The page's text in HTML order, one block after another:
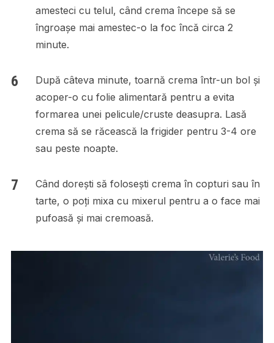
amesteci cu telul, când crema începe să se
îngroașe mai amestec-o la foc încă circa 2
minute.
După câteva minute, toarnă crema într-un bol și
acoper-o cu folie alimentară pentru a evita
formarea unei pelicule/cruste deasupra. Lasă
crema să se răcească la frigider pentru 3-4 ore
sau peste noapte.
Când dorești să folosești crema în copturi sau în
tarte, o poți mixa cu mixerul pentru a o face mai
pufoasă și mai cremoasă.